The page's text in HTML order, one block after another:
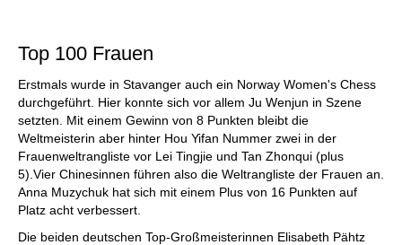
Top 100 Frauen
Erstmals wurde in Stavanger auch ein Norway Women's Chess
durchgeführt. Hier konnte sich vor allem Ju Wenjun in Szene
setzten. Mit einem Gewinn von 8 Punkten bleibt die
Weltmeisterin aber hinter Hou Yifan Nummer zwei in der
Frauenweltrangliste vor Lei Tingjie und Tan Zhonqui (plus
5).Vier Chinesinnen führen also die Weltrangliste der Frauen an.
Anna Muzychuk hat sich mit einem Plus von 16 Punkten auf
Platz acht verbessert.
Die beiden deutschen Top-Großmeisterinnen Elisabeth Pähtz